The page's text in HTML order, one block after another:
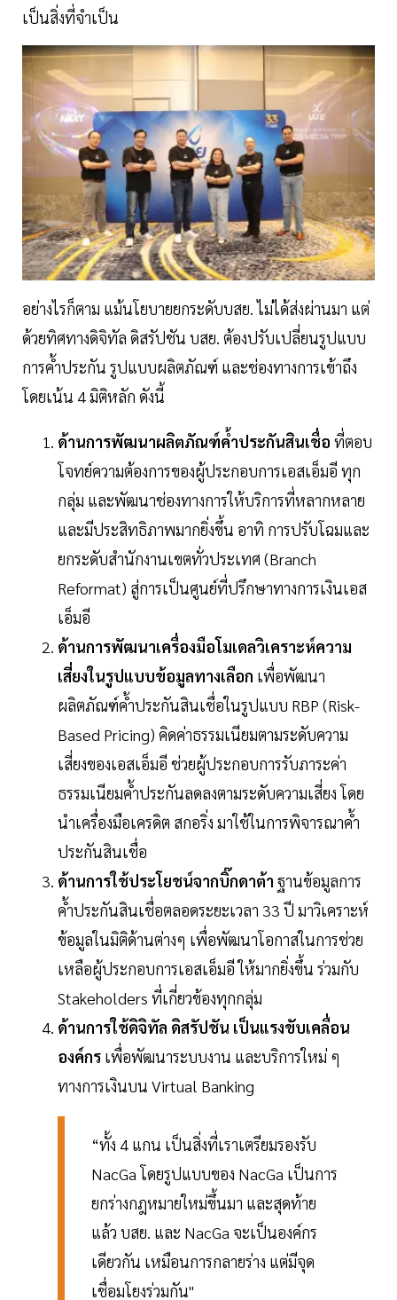
เป็นสิ่งที่จำเป็น
อย่างไรก็ตาม แม้นโยบายยกระดับบสย. ไม่ได้ส่งผ่านมา แต่
ด้วยทิศทางดิจิทัล ดิสรัปชัน บสย. ต้องปรับเปลี่ยนรูปแบบ
การค้ำประกัน รูปแบบผลิตภัณฑ์ และช่องทางการเข้าถึง
โดยเน้น 4 มิติหลัก ดังนี้
ด้านการพัฒนาผลิตภัณฑ์ค้ำประกันสินเชื่อ ที่ตอบ
โจทย์ความต้องการของผู้ประกอบการเอสเอ็มอี ทุก
กลุ่ม และพัฒนาช่องทางการให้บริการที่หลากหลาย
และมีประสิทธิภาพมากยิ่งขึ้น อาทิ การปรับโฉมและ
ยกระดับสำนักงานเขตทั่วประเทศ (Branch
Reformat) สู่การเป็นศูนย์ที่ปรึกษาทางการเงินเอส
เอ็มอี
ด้านการพัฒนาเครื่องมือโมเดลวิเคราะห์ความ
เสี่ยงในรูปแบบข้อมูลทางเลือก เพื่อพัฒนา
ผลิตภัณฑ์ค้ำประกันสินเชื่อในรูปแบบ RBP (Risk-
Based Pricing) คิดค่าธรรมเนียมตามระดับความ
เสี่ยงของเอสเอ็มอี ช่วยผู้ประกอบการรับภาระค่า
ธรรมเนียมค้ำประกันลดลงตามระดับความเสี่ยง โดย
นำเครื่องมือเครดิต สกอริ่ง มาใช้ในการพิจารณาค้ำ
ประกันสินเชื่อ
ด้านการใช้ประโยชน์จากบิ๊กดาต้า ฐานข้อมูลการ
ค้ำประกันสินเชื่อตลอดระยะเวลา 33 ปี มาวิเคราะห์
ข้อมูลในมิติด้านต่างๆ เพื่อพัฒนาโอกาสในการช่วย
เหลือผู้ประกอบการเอสเอ็มอี ให้มากยิ่งขึ้น ร่วมกับ
Stakeholders ที่เกี่ยวข้องทุกกลุ่ม
ด้านการใช้ดิจิทัล ดิสรัปชัน เป็นแรงขับเคลื่อน
องค์กร เพื่อพัฒนาระบบงาน และบริการใหม่ ๆ
ทางการเงินบน Virtual Banking
“ทั้ง 4 แกน เป็นสิ่งที่เราเตรียมรองรับ
NacGa โดยรูปแบบของ NacGa เป็นการ
ยกร่างกฎหมายใหม่ขึ้นมา และสุดท้าย
แล้ว บสย. และ NacGa จะเป็นองค์กร
เดียวกัน เหมือนการกลายร่าง แต่มีจุด
เชื่อมโยงร่วมกัน"